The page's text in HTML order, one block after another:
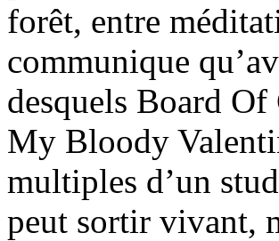
forêt, entre
communique
desquels Board
My Bloody
multiples d’un
peut sortir vivant,